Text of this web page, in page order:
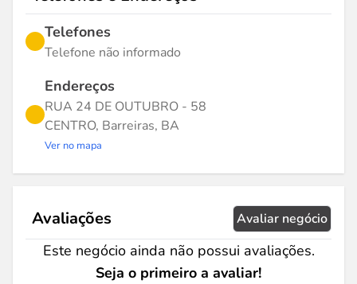
Telefones
Telefone não informado
Endereços
RUA 24 DE OUTUBRO - 58
CENTRO, Barreiras, BA
Ver no mapa
Avaliações Avaliar negócio
Este negócio ainda não possui avaliações.
Seja o primeiro a avaliar!